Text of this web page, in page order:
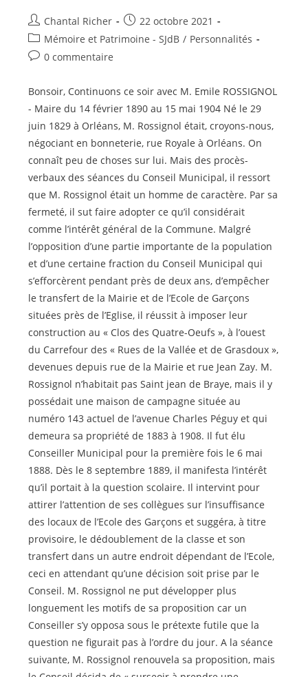
Auteur/autrice
de
la
publication :
Chantal Richer
Publication
publiée :
22 octobre 2021
Post
category:
Mémoire et Patrimoine - SJdB / Personnalités
Commentaires
la
publication :
0 commentaire
Bonsoir, Continuons ce soir avec M. Emile ROSSIGNOL
- Maire du 14 février 1890 au 15 mai 1904 Né le 29
juin 1829 à Orléans, M. Rossignol était, croyons-nous,
négociant en bonneterie, rue Royale à Orléans. On
connaît peu de choses sur lui. Mais des procès-
verbaux des séances du Conseil Municipal, il ressort
que M. Rossignol était un homme de caractère. Par sa
fermeté, il sut faire adopter ce qu’il considérait
comme l’intérêt général de la Commune. Malgré
l’opposition d’une partie importante de la population
et d’une certaine fraction du Conseil Municipal qui
s’efforcèrent pendant près de deux ans, d’empêcher
le transfert de la Mairie et de l’Ecole de Garçons
situées près de l’Eglise, il réussit à imposer leur
construction au « Clos des Quatre-Oeufs », à l’ouest
du Carrefour des « Rues de la Vallée et de Grasdoux »,
devenues depuis rue de la Mairie et rue Jean Zay. M.
Rossignol n’habitait pas Saint jean de Braye, mais il y
possédait une maison de campagne située au
numéro 143 actuel de l’avenue Charles Péguy et qui
demeura sa propriété de 1883 à 1908. Il fut élu
Conseiller Municipal pour la première fois le 6 mai
1888. Dès le 8 septembre 1889, il manifesta l’intérêt
qu’il portait à la question scolaire. Il intervint pour
attirer l’attention de ses collègues sur l’insuffisance
des locaux de l’Ecole des Garçons et suggéra, à titre
provisoire, le dédoublement de la classe et son
transfert dans un autre endroit dépendant de l’Ecole,
ceci en attendant qu’une décision soit prise par le
Conseil. M. Rossignol ne put développer plus
longuement les motifs de sa proposition car un
Conseiller s’y opposa sous le prétexte futile que la
question ne figurait pas à l’ordre du jour. A la séance
suivante, M. Rossignol renouvela sa proposition, mais